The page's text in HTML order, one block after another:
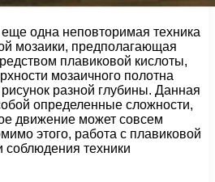
одна неповторимая техника
мозаики, предполагающая
плавиковой кислоты,
мозаичного полотна
разной глубины. Данная
определенные сложности,
движение может совсем
этого, работа с плавиковой
соблюдения техники